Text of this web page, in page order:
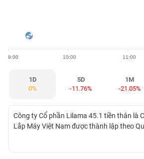
9:00 10:00 11:00
1D
0%
5D
-11.76%
1M
-21.05%
Công ty Cổ phần Lilama 45.1 tiền thân là
Lắp Máy Việt Nam được thành lập theo
GIỚI